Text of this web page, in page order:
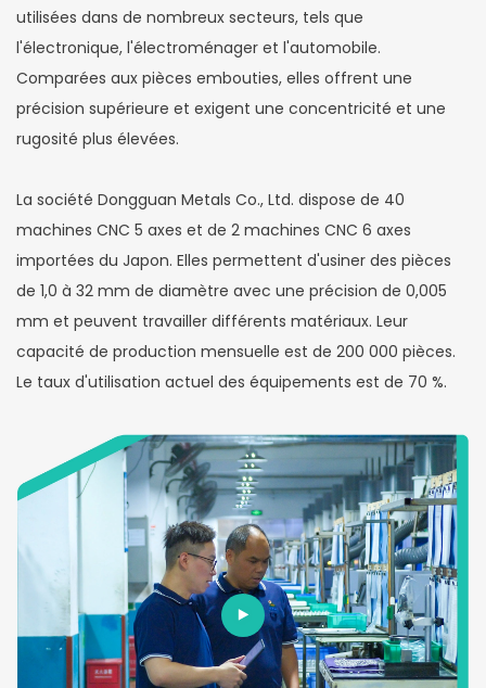
utilisées dans de nombreux secteurs, tels que
l'électronique, l'électroménager et l'automobile.
Comparées aux pièces embouties, elles offrent une
précision supérieure et exigent une concentricité et une
rugosité plus élevées.
La société Dongguan Metals Co., Ltd. dispose de 40
machines CNC 5 axes et de 2 machines CNC 6 axes
importées du Japon. Elles permettent d'usiner des pièces
de 1,0 à 32 mm de diamètre avec une précision de 0,005
mm et peuvent travailler différents matériaux. Leur
capacité de production mensuelle est de 200 000 pièces.
Le taux d'utilisation actuel des équipements est de 70 %.